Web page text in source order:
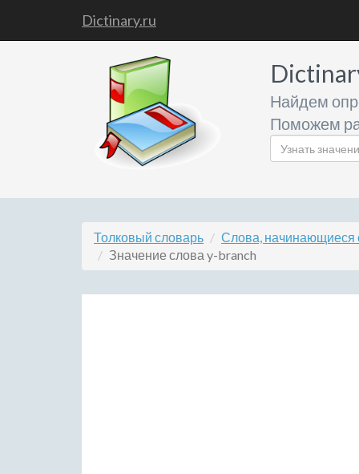
Dictinary.ru
Найдем
Поможем
Толковый словарь Слова, начинающиеся
Значение слова y-branch